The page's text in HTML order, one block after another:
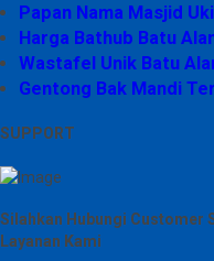
Papan Nama Masjid
Harga Bathub Batu
Wastafel Unik Batu
Gentong Bak Mandi
SUPPORT
Silahkan Hubungi Customer
Layanan Kami